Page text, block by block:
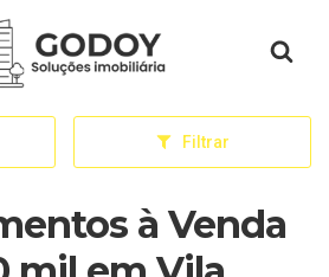
inicial
Filtrar
à Venda